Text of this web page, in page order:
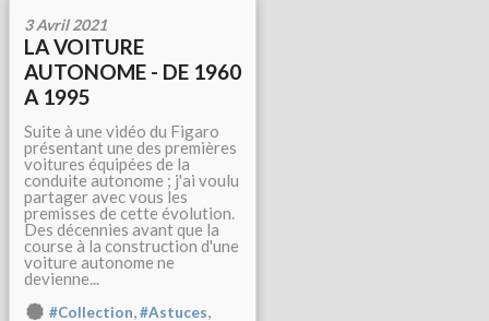
3 Avril 2021
LA VOITURE
AUTONOME - DE 1960
A 1995
Suite à une vidéo du Figaro
présentant une des premières
voitures équipées de la
conduite autonome ; j'ai voulu
partager avec vous les
premisses de cette évolution.
Des décennies avant que la
course à la construction d'une
voiture autonome ne
devienne...
#Collection,#Astuces,